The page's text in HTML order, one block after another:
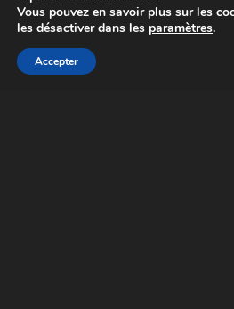
Réservation en
RÉSERVER EN LIGNE
Vous pouvez en savoir plus sur les
les désactiver dans les paramètres.
Accepter